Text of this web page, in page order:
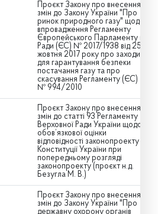
Проєкт Закону про внесення
змін до Закону України "Про
ринок природного газу" щодо
впровадження Регламенту
Європейського Парламенту і
Ради (ЄС) № 2017/1938 від 25
жовтня 2017 року про заходи
для гарантування безпеки
постачання газу та про
скасування Регламенту (ЄС)
№ 994/2010
Проєкт Закону про внесення
змін до статті 93 Регламенту
Верховної Ради України щодо
обов’язкової оцінки
відповідності законопроекту
Конституції України при
попередньому розгляді
законопроекту (проєкт н.д.
Безугла М. В.)
Проєкт Закону про внесення
змін до Закону України "Про
державну охорону органів